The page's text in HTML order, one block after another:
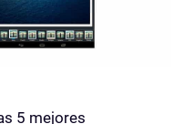
5 mejores